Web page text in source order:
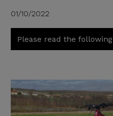
01/10/2022
Please read the following